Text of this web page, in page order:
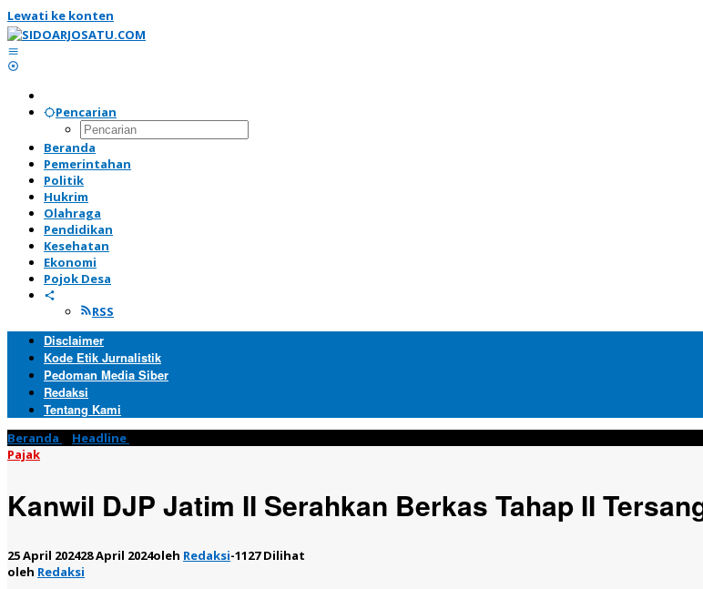
Lewati ke konten
Pencarian
Beranda
Pemerintahan
Politik
Hukrim
Olahraga
Pendidikan
Kesehatan
Ekonomi
Pojok Desa
RSS
Disclaimer
Kode Etik Jurnalistik
Pedoman Media Siber
Redaksi
Tentang Kami
Beranda Headline
Pajak
Kanwil DJP Jatim II Serahkan Berkas Tahap II
25 April 202428 April 2024oleh Redaksi-1127 Dilihat
oleh Redaksi